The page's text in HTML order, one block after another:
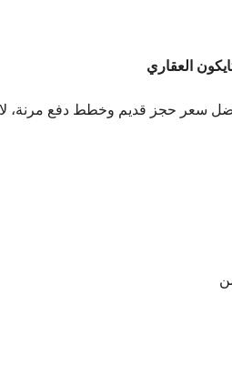
العقاري
سعر حجز قديم وخطط دفع مرنة،